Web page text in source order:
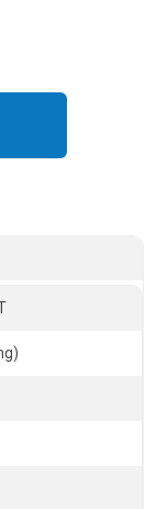
là: 1.226.850